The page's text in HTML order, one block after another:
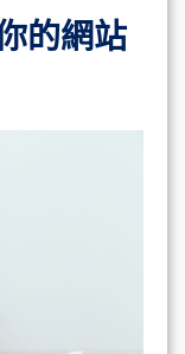
的網站